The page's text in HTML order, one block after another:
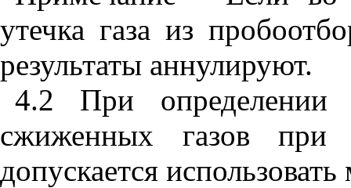
утечка газа из
результаты аннулируют.
4.2 При определении
сжиженных газов при
допускается